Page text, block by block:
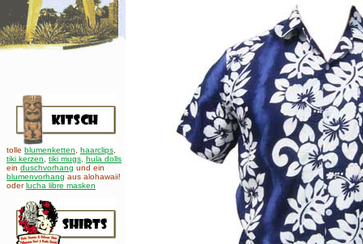
tolle blumenketten haarclips
tiki kerzen
tiki mugs hula dolls
ein duschvorhang und ein
blumenvorhang aus alohawaii!
oderlucha libre masken